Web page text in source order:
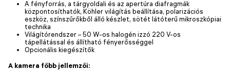
A fényforrás, a tárgyoldali és az apertúra diafragmák
központosíthatók, Köhler világítás beállítása, polarizációs
eszköz, színszűrőkből álló készlet, sötét látóterű mikroszkópiai
technika
Világítórendszer – 50 W-os halogén izzó 220 V-os
tápellátással és állítható fényerősséggel
Opcionális kiegészítők
A kamera főbb jellemzői: